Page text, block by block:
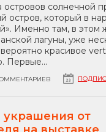
солнечной
остров, который в
Именно там, в этом
лагуны, уже
красивое
Первые...
от